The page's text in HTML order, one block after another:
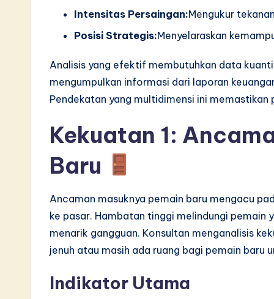
Intensitas Persaingan:Mengukur
Posisi Strategis:Menyelaraskan
Analisis yang efektif membutuhkan data
mengumpulkan informasi dari laporan
Pendekatan yang multidimensi ini
Kekuatan 1:
Baru
Ancaman masuknya pemain baru mengacu
ke pasar. Hambatan tinggi melindungi pemain
menarik gangguan. Konsultan menganalisis
jenuh atau masih ada ruang bagi pemain baru
Indikator Utama